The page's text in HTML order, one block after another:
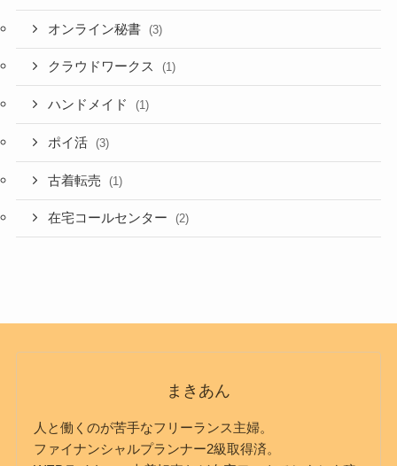
オンライン秘書 (3)
クラウドワークス (1)
ハンドメイド (1)
ポイ活 (3)
古着転売 (1)
在宅コールセンター (2)
まきあん
人と働くのが苦手なフリーランス主婦。
ファイナンシャルプランナー2級取得済。